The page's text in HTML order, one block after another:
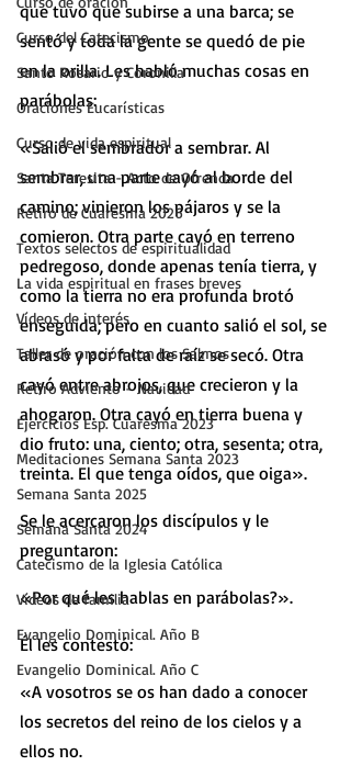
Curso del Catecismo
Santo Rosario y Coronilla
Oraciones Eucarísticas
Curso de vida espiritual
Santa Teresita - Acto de Ofrenda
Retiro de Cuaresma 2026
Textos selectos de espiritualidad
La vida espiritual en frases breves
Vídeos de interés
Taller de oración con los Salmos
Retiro Adviento - Navidad
Ejercicios Esp. Cuaresma 2023
Meditaciones Semana Santa 2023
Semana Santa 2025
Semana Santa 2024
Catecismo de la Iglesia Católica
Vídeos de familia
Evangelio Dominical. Año B
Evangelio Dominical. Año C
que tuvo que subirse a una barca; se
sentó y toda la gente se quedó de pie
en la orilla. Les habló muchas cosas en
parábolas:
«Salió el sembrador a sembrar. Al
sembrar, una parte cayó al borde del
camino; vinieron los pájaros y se la
comieron. Otra parte cayó en terreno
pedregoso, donde apenas tenía tierra, y
como la tierra no era profunda brotó
enseguida; pero en cuanto salió el sol, se
abrasó y por falta de raíz se secó. Otra
cayó entre abrojos, que crecieron y la
ahogaron. Otra cayó en tierra buena y
dio fruto: una, ciento; otra, sesenta; otra,
treinta. El que tenga oídos, que oiga».
Se le acercaron los discípulos y le
preguntaron:
«Por qué les hablas en parábolas?».
Él les contestó:
«A vosotros se os han dado a conocer
los secretos del reino de los cielos y a
ellos no.